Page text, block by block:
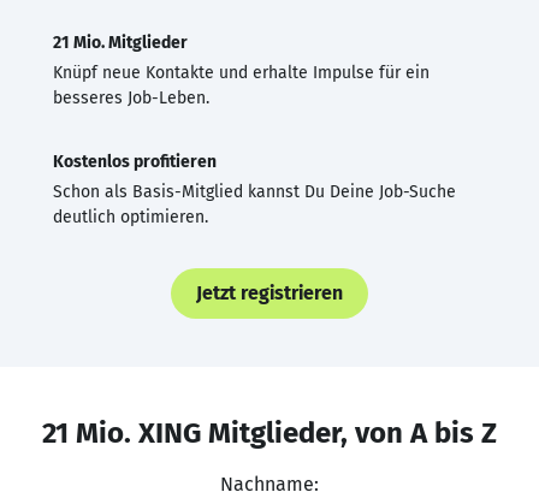
21 Mio. Mitglieder
Knüpf neue Kontakte und erhalte Impulse für ein
besseres Job-Leben.
Kostenlos profitieren
Schon als Basis-Mitglied kannst Du Deine Job-Suche
deutlich optimieren.
Jetzt registrieren
21 Mio. XING Mitglieder, von A bis Z
Nachname: